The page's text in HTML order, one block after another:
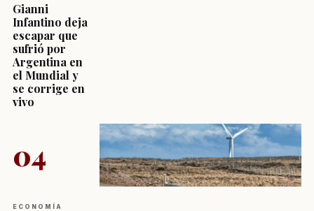
Gianni
Infantino deja
escapar que
sufrió por
Argentina en
el Mundial y
se corrige en
vivo
04
ECONOMÍA